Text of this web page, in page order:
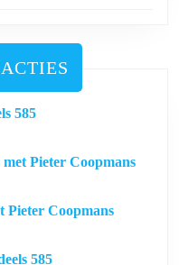
585
met Pieter Coopmans
Pieter Coopmans
585